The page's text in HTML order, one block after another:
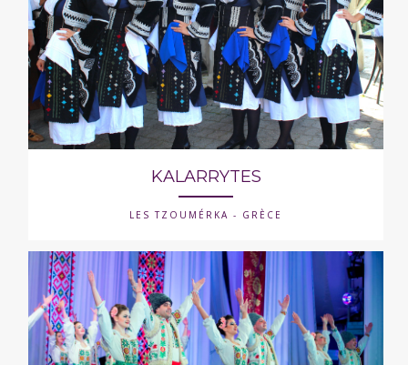
KALARRYTES
LES TZOUMÉRKA - GRÈCE